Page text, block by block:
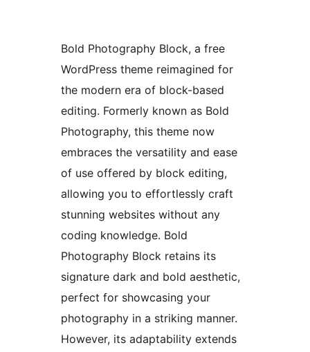
Bold Photography Block, a free
WordPress theme reimagined for
the modern era of block-based
editing. Formerly known as Bold
Photography, this theme now
embraces the versatility and ease
of use offered by block editing,
allowing you to effortlessly craft
stunning websites without any
coding knowledge. Bold
Photography Block retains its
signature dark and bold aesthetic,
perfect for showcasing your
photography in a striking manner.
However, its adaptability extends